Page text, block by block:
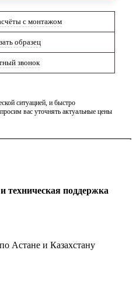
с монтажом
образец
звонок
ситуацией, и быстро
вас уточнять актуальные цены
техническая поддержка
Астане и Казахстану